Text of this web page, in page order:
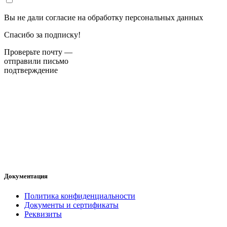
Вы не дали согласие на обработку персональных данных
Спасибо за подписку!
Проверьте почту —
отправили письмо
подтверждение
Документация
Политика конфиденциальности
Документы и сертификаты
Реквизиты